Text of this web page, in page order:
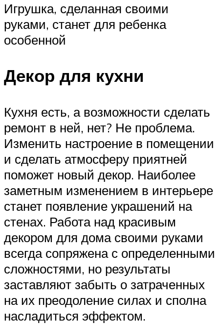
Игрушка, сделанная своими
руками, станет для ребенка
особенной
Декор для кухни
Кухня есть, а возможности сделать
ремонт в ней, нет? Не проблема.
Изменить настроение в помещении
и сделать атмосферу приятней
поможет новый декор. Наиболее
заметным изменением в интерьере
станет появление украшений на
стенах. Работа над красивым
декором для дома своими руками
всегда сопряжена с определенными
сложностями, но результаты
заставляют забыть о затраченных
на их преодоление силах и сполна
насладиться эффектом.